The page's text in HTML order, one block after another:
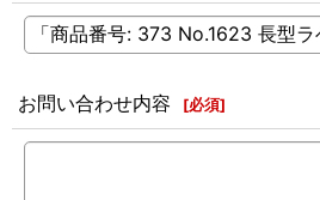
お問い合わせ内容 [必須]